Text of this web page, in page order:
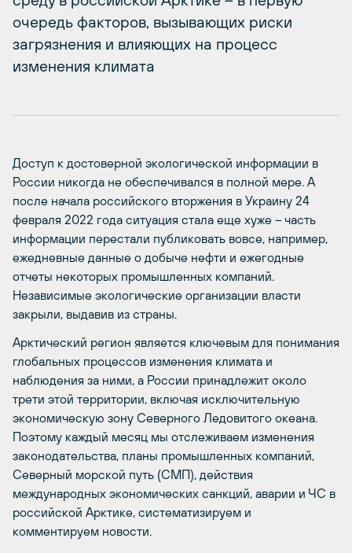
очередь факторов, вызывающих риски
загрязнения и влияющих на процесс
изменения климата
Доступ к достоверной экологической информации в
России никогда не обеспечивался в полной мере. А
после начала российского вторжения в Украину 24
февраля 2022 года ситуация стала еще хуже – часть
информации перестали публиковать вовсе, например,
ежедневные данные о добыче нефти и ежегодные
отчеты некоторых промышленных компаний.
Независимые экологические организации власти
закрыли, выдавив из страны.
Арктический регион является ключевым для понимания
глобальных процессов изменения климата и
наблюдения за ними, а России принадлежит около
трети этой территории, включая исключительную
экономическую зону Северного Ледовитого океана.
Поэтому каждый месяц мы отслеживаем изменения
законодательства, планы промышленных компаний,
Северный морской путь (СМП), действия
международных экономических санкций, аварии и ЧС в
российской Арктике, систематизируем и
комментируем новости.